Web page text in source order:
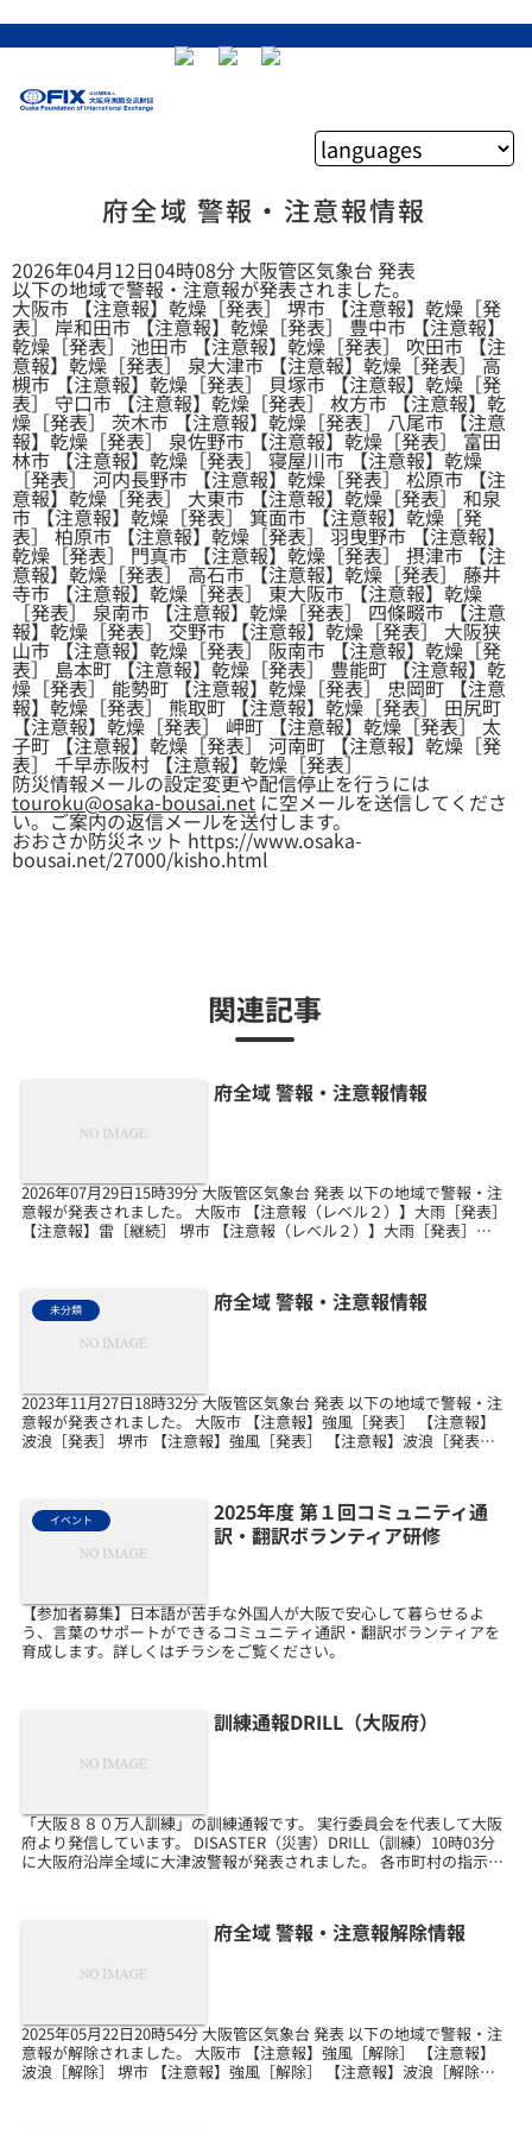
府全域 警報・注意報情報
2026年04月12日04時08分 大阪管区気象台 発表
以下の地域で警報・注意報が発表されました。
大阪市 【注意報】乾燥［発表］ 堺市 【注意報】乾燥［発
表］ 岸和田市 【注意報】乾燥［発表］ 豊中市 【注意報】
乾燥［発表］ 池田市 【注意報】乾燥［発表］ 吹田市 【注
意報】乾燥［発表］ 泉大津市 【注意報】乾燥［発表］ 高
槻市 【注意報】乾燥［発表］ 貝塚市 【注意報】乾燥［発
表］ 守口市 【注意報】乾燥［発表］ 枚方市 【注意報】乾
燥［発表］ 茨木市 【注意報】乾燥［発表］ 八尾市 【注意
報】乾燥［発表］ 泉佐野市 【注意報】乾燥［発表］ 富田
林市 【注意報】乾燥［発表］ 寝屋川市 【注意報】乾燥
［発表］ 河内長野市 【注意報】乾燥［発表］ 松原市 【注
意報】乾燥［発表］ 大東市 【注意報】乾燥［発表］ 和泉
市 【注意報】乾燥［発表］ 箕面市 【注意報】乾燥［発
表］ 柏原市 【注意報】乾燥［発表］ 羽曳野市 【注意報】
乾燥［発表］ 門真市 【注意報】乾燥［発表］ 摂津市 【注
意報】乾燥［発表］ 高石市 【注意報】乾燥［発表］ 藤井
寺市 【注意報】乾燥［発表］ 東大阪市 【注意報】乾燥
［発表］ 泉南市 【注意報】乾燥［発表］ 四條畷市 【注意
報】乾燥［発表］ 交野市 【注意報】乾燥［発表］ 大阪狭
山市 【注意報】乾燥［発表］ 阪南市 【注意報】乾燥［発
表］ 島本町 【注意報】乾燥［発表］ 豊能町 【注意報】乾
燥［発表］ 能勢町 【注意報】乾燥［発表］ 忠岡町 【注意
報】乾燥［発表］ 熊取町 【注意報】乾燥［発表］ 田尻町
【注意報】乾燥［発表］ 岬町 【注意報】乾燥［発表］ 太
子町 【注意報】乾燥［発表］ 河南町 【注意報】乾燥［発
表］ 千早赤阪村 【注意報】乾燥［発表］
防災情報メールの設定変更や配信停止を行うには
touroku@osaka-bousai.netに空メールを送信してくださ
い。ご案内の返信メールを送付します。
おおさか防災ネット https://www.osaka-
bousai.net/27000/kisho.html
関連記事
府全域 警報・注意報情報
2026年07月29日15時39分 大阪管区気象台 発表 以下の地域で警報・注
意報が発表されました。 大阪市 【注意報（レベル２）】大雨［発表］
【注意報】雷［継続］ 堺市 【注意報（レベル２）】大雨［発表］
未分類 府全域 警報・注意報情報
2023年11月27日18時32分 大阪管区気象台 発表 以下の地域で警報・注
意報が発表されました。 大阪市 【注意報】強風［発表］ 【注意報】
波浪［発表］ 堺市 【注意報】強風［発表］ 【注意報】波浪［発表］
イベント
2025年度 第１回コミュニティ通
訳・翻訳ボランティア研修
【参加者募集】日本語が苦手な外国人が大阪で安心して暮らせるよ
う、言葉のサポートができるコミュニティ通訳・翻訳ボランティアを
育成します。詳しくはチラシをご覧ください。
訓練通報DRILL（大阪府）
「大阪８８０万人訓練」の訓練通報です。 実行委員会を代表して大阪
府より発信しています。 DISASTER（災害）DRILL（訓練）10時03分
に大阪府沿岸全域に大津波警報が発表されました。 各市町村の指示に
府全域 警報・注意報解除情報
2025年05月22日20時54分 大阪管区気象台 発表 以下の地域で警報・注
意報が解除されました。 大阪市 【注意報】強風［解除］ 【注意報】
波浪［解除］ 堺市 【注意報】強風［解除］ 【注意報】波浪［解除］